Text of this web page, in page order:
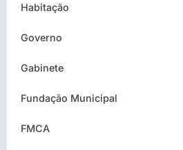
Habitação
Governo
Gabinete
Fundação Municipal
FMCA